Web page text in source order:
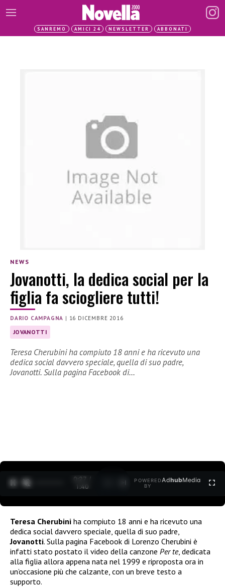
SANREMO AMICI 24 NEWSLETTER ABBONATI
NEWS
Jovanotti, la dedica social per la
figlia fa sciogliere tutti!
DARIO CAMPAGNA | 16 DICEMBRE 2016
JOVANOTTI
Teresa Cherubini ha compiuto 18 anni e ha ricevuto una
dedica social davvero speciale, quella di suo padre,
Jovanotti. Sulla pagina Facebook di…
0:27 /
1:40
POWERED
BY
AdhubMedia
Teresa Cherubini ha compiuto 18 anni e ha ricevuto una
dedica social davvero speciale, quella di suo padre,
Jovanotti. Sulla pagina Facebook di Lorenzo Cherubini è
infatti stato postato il video della canzone Per te, dedicata
alla figlia allora appena nata nel 1999 e riproposta ora in
un’occasione più che calzante, con un breve testo a
supporto.